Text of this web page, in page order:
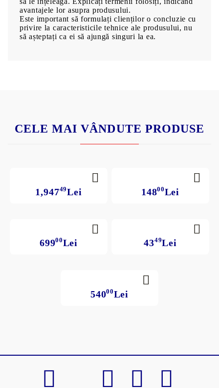
avantajele lor asupra produsului.
Este important să formulați clienților o concluzie cu
privire la caracteristicile tehnice ale produsului, nu
să așteptați ca ei să ajungă singuri la ea.
CELE MAI VÂNDUTE PRODUSE
1,94749Lei 14800Lei
69900Lei 4349Lei
54000Lei